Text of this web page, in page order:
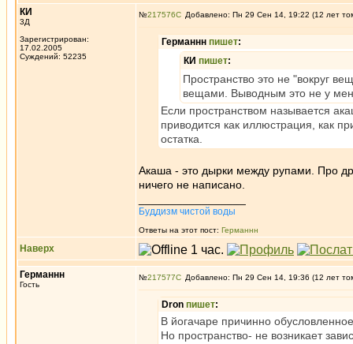
КИ
3Д
Зарегистрирован:
17.02.2005
Суждений: 52235
№217576 Добавлено: Пн 29 Сен 14, 19:22 (12 лет
Германнн пишет:
КИ пишет:
Пространство это не "вокруг
вещами. Выводным это не у
Если пространством называется
приводится как иллюстрация, как
остатка.
Акаша - это дырки между рупами. Про
ничего не написано.
Буддизм чистой воды
Ответы на этот пост: Германнн
Наверх
Германнн
Гость
№217577 Добавлено: Пн 29 Сен 14, 19:36 (12 лет
Dron пишет:
В йогачаре причинно
Но пространство- не возникает